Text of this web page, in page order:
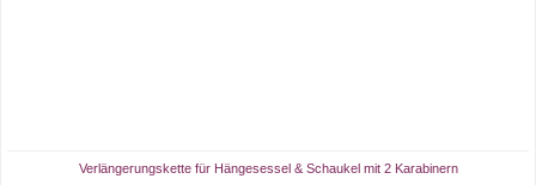
Verlängerungskette für Hängesessel & Schaukel mit 2 Karabinern